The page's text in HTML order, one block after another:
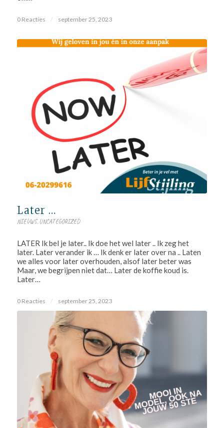
0 Reacties / september 25, 2023
Later …
NIEUWS, UNCATEGORIZED
LATER Ik bel je later.. Ik doe het wel later .. Ik zeg het
later. Later verander ik … Ik denk er later over na .. Laten
we alles voor later overhouden, alsof later beter was
Maar, we begrijpen niet dat… Later de koffie koud is.
Later…
0 Reacties / september 25, 2023